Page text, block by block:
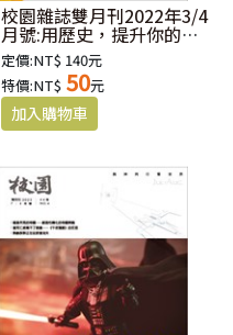
校園雜誌雙月刊2022年3/4
月號:用歷史，提升你的信
仰免疫力
定價:NT$ 140元
特價:NT$ 50元